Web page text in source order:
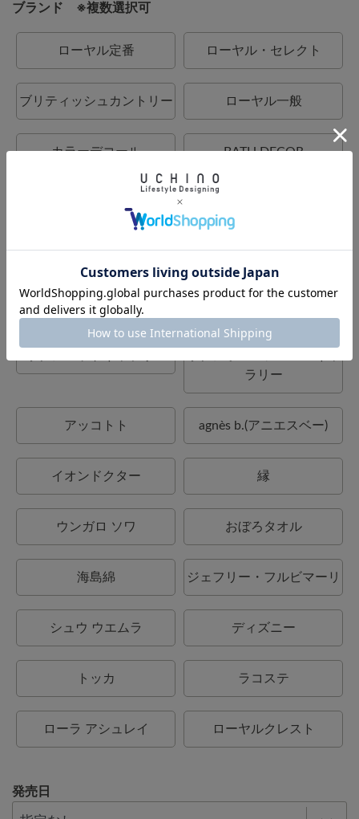
ブランド ※複数選択可
ローヤル定番 ローヤル・セレクト
ブリティッシュカントリー ローヤル一般
カラーデコール BATH DECOR
UCHINO TOUCH UCHINO×mucava
UCHINO art
ラリー
アッコトト agnès b.(アニエスベー)
イオンドクター 縁
ウンガロ ソワ おぼろタオル
海島綿 ジェフリー・フルビマーリ
シュウ ウエムラ ディズニー
トッカ ラコステ
ローラ アシュレイ ローヤルクレスト
発売日